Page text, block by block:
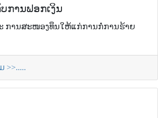
ການຟອກເງິນ
ການສະໜອງທຶນໃຫ້ແກ່ການກໍ່ການຮ້າຍ
>>.....